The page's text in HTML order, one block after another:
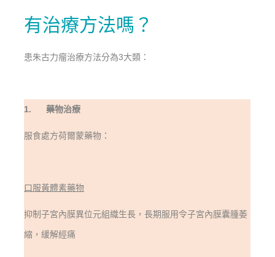
有治療方法嗎？
患朱古力瘤治療方法分為3大類：
1. 藥物治療
服食處方荷爾蒙藥物：
口服黃體素藥物
抑制子宮內膜異位元組織生長，長期服用令子宮內膜囊腫萎
縮，緩解經痛